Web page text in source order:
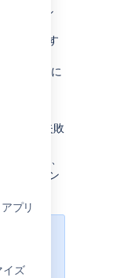
プリ
イズ
）に達し
、
語を入力す
イン画面に
ます。
SOAP
が 3 回失敗
ります。
出すには、
てログイン
ります。
エンド
降では
ージが